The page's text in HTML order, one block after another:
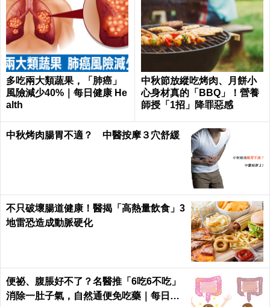
多吃兩大類蔬果，「肺癌」
風險減少40%｜每日健康 He
alth
中秋節放縱吃烤肉、月餅小
心身材真的「BBQ」！營養
師授「1招」降罪惡感
中秋烤肉腸胃不適？ 中醫按摩３穴舒緩
不只破壞腸道健康！醫揭「高熱量飲食」3
地雷恐造成動脈硬化
便祕、腹脹好不了？名醫推「6吃6不吃」
消除一肚子氣，自然通便免吃藥｜每日健